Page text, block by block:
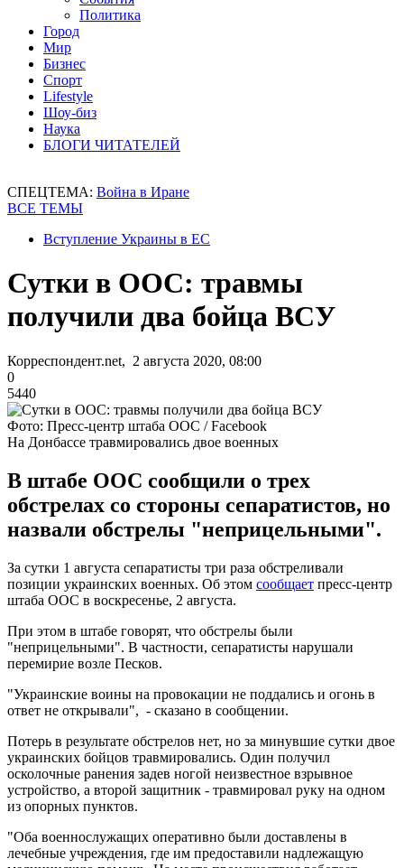
Политика
Город
Мир
Бизнес
Спорт
Lifestyle
Шоу-биз
Наука
БЛОГИ ЧИТАТЕЛЕЙ
СПЕЦТЕМА: Война в Иране
ВСЕ ТЕМЫ
Вступление Украины в ЕС
Сутки в ООС: травмы
получили два бойца ВСУ
Корреспондент.net, 2 августа 2020, 08:00
0
5440
Фото: Пресс-центр штаба ООС / Facebook
На Донбассе травмировались двое военных
В штабе ООС сообщили о трех
обстрелах со стороны сепаратистов, но
назвали обстрелы "неприцельными".
За сутки 1 августа сепаратисты три раза обстреливали
позиции украинских военных. Об этом сообщает пресс-центр
штаба ООС в воскресенье, 2 августа.
При этом в штабе говорят, что обстрелы были
"неприцельными". В частности, сепаратисты нарушали
перемирие возле Песков.
"Украинские воины на провокации не поддались и огонь в
ответ не открывали", - сказано в сообщении.
Потерь в результате обстрелов нет, но за минувшие сутки двое
украинских бойцов травмировались. Один получил
осколочные ранения задев ногой неизвестное взрывное
устройство, а второй защитник - травмировал руку на одном
из опорных пунктов.
"Оба военнослужащих оперативно были доставлены в
лечебные учреждения, где им предоставили надлежащую